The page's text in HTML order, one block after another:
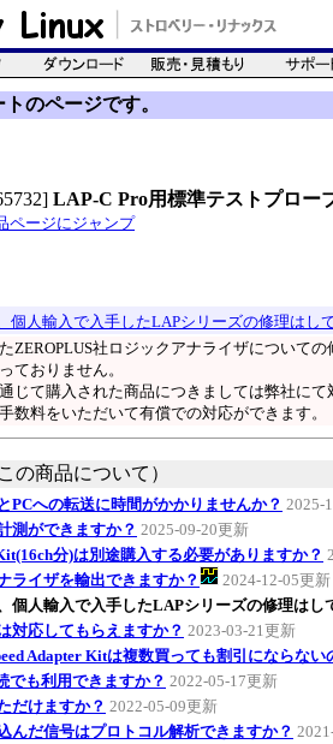
のページです。
LAP-C Pro用標準テストプロー
ページにジャンプ
個人輸入で入手したLAPシリーズの修理はし
ZEROPLUS社ロジックアナライザについて
ておりません。
じて購入された商品につきましては弊社に
数料をいただいて有償での対応ができます。
の商品について）
PCへの転送に時間がかかりませんか？ 2025-
測ができますか？ 2025-09-20更新
分)は別途購入する必要がありますか？
ライザを輸出できますか？
2024-12-05更新
個人輸入で入手したLAPシリーズの修理はし
対応してもらえますか？ 2023-03-21更新
Adapter Kitは複数買っても割引にならない
でも利用できますか？ 2022-05-17更新
だけますか？ 2022-05-09更新
んだ信号はプロトコル解析できますか？